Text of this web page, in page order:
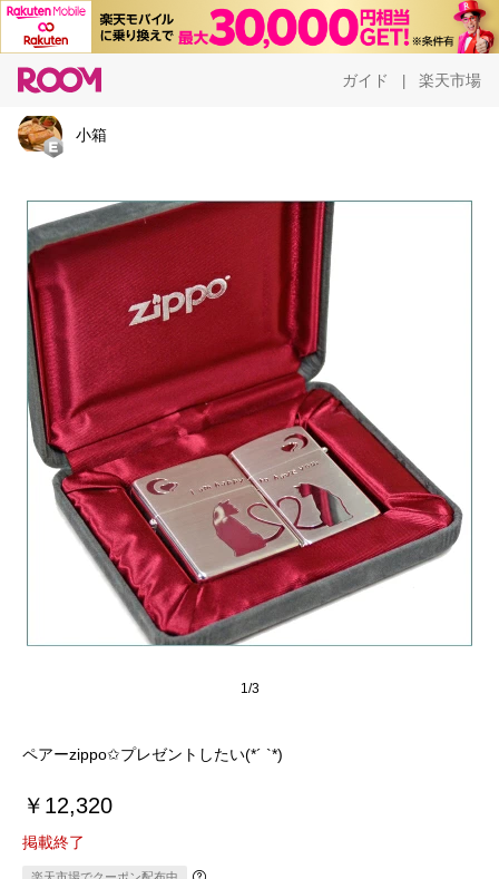
ガイド 楽天市場
小箱
1/3
ペアーzippo✩プレゼントしたい(*´ `*)
￥12,320
掲載終了